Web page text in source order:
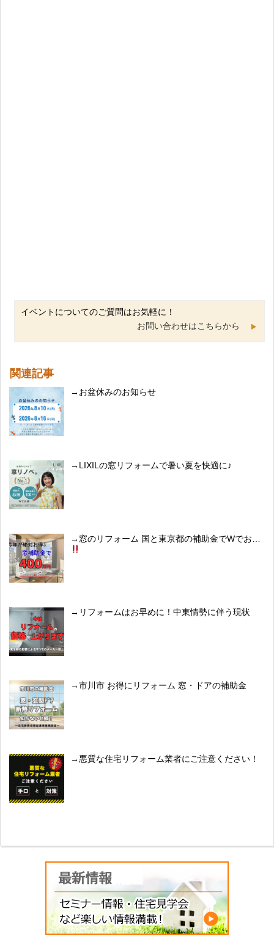
イベントについてのご質問はお気軽に！
お問い合わせはこちらから
関連記事
お盆休みのお知らせ
LIXILの窓リフォームで暑い夏を快適に♪
窓のリフォーム 国と東京都の補助金でWでおトク
リフォームはお早めに！中東情勢に伴う現状
市川市 お得にリフォーム 窓・ドアの補助金
悪質な住宅リフォーム業者にご注意ください！